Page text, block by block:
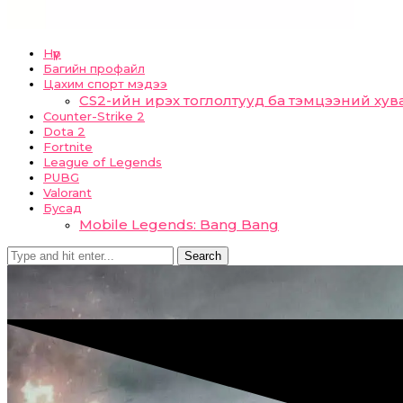
Нүүр
Багийн профайл
Цахим спорт мэдээ
CS2-ийн ирэх тоглолтууд ба тэмцээний
Counter-Strike 2
Dota 2
Fortnite
League of Legends
PUBG
Valorant
Бусад
Mobile Legends: Bang Bang
Search